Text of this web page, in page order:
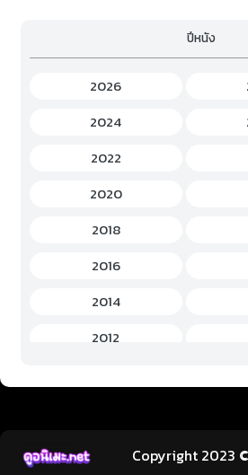
Game (เกม)
Gourmet (อาหาร)
Hentai (เฮ็นไต)
History (ประวัติศาสตร์)
Horror (สยองขวัญ)
Idols Female (ไอดอล หญิง)
Idols Male (ไอดอล ชาย)
Music (เพลง)
ปีหนัง
2026
2024
2022
2020
2018
2016
2014
2012
Copyright 2023